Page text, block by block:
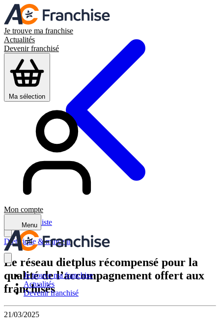
Je trouve ma franchise
Actualités
Devenir franchisé
Ma sélection
Mon compte
Menu
Je trouve ma franchise
Actualités
Devenir franchisé
Retour à la liste
Diététique & minceur
Le réseau dietplus récompensé pour la
qualité de l’accompagnement offert aux
franchisés
21/03/2025